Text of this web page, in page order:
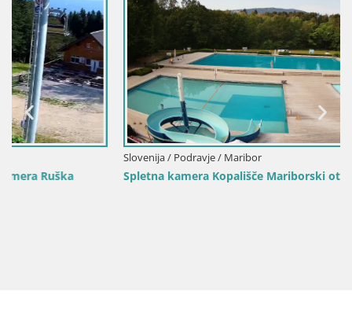
Slovenija / Podravje / Maribor
Spletna kamera Kopališče Mariborski otok